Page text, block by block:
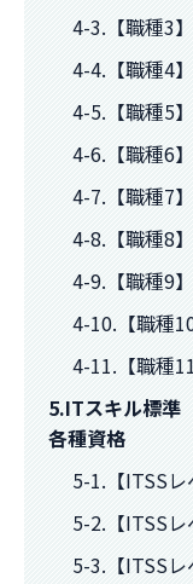
4-3.【職種3
4-4.【職種4
4-5.【職種5
4-6.【職種6
4-7.【職種7
4-8.【職種8
4-9.【職種9
4-10.【職種
4-11.【職種
5.ITスキル標準
各種資格
5-1.【ITSS
5-2.【ITSSレ
5-3.【ITSSレ